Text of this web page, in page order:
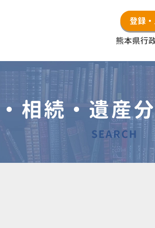
登録
熊本県行
相続・遺産
SEARCH